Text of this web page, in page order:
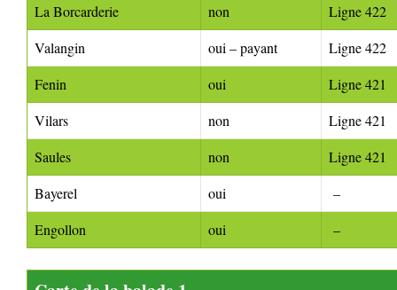
La Borcarderie
non
Ligne 422
Valangin
oui – payant
Ligne 422
Fenin
oui
Ligne 421
Vilars
non
Ligne 421
Saules
non
Ligne 421
Bayerel
oui
–
Engollon
oui –